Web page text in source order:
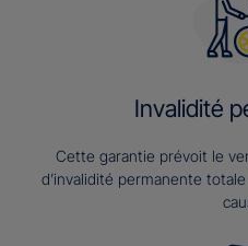
Invalidité
Cette garantie prévoit le
d’invalidité permanente